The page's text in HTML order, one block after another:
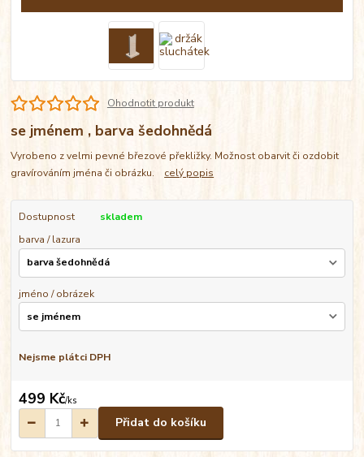
Ohodnotit produkt
se jménem , barva šedohnědá
Vyrobeno z velmi pevné březové překližky. Možnost obarvit či ozdobit
gravírováním jména či obrázku. celý popis
Dostupnost
skladem
barva / lazura
jméno / obrázek
Nejsme plátci DPH
499 Kč/ks
Přidat do košíku